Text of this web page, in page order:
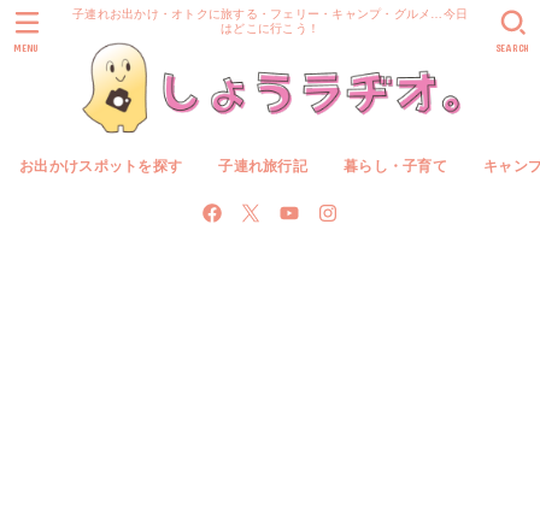
子連れお出かけ・オトクに旅する・フェリー・キャンプ・グルメ…今日
はどこに行こう！
お出かけスポットを探す 子連れ旅行記 暮らし・子育て キャン
SEARCH
MENU